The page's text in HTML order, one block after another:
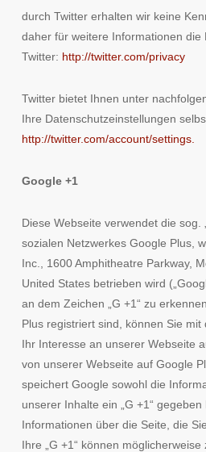
durch Twitter erhalten wir keine
daher für weitere Informationen die
Twitter: http://twitter.com/privacy
Twitter bietet Ihnen unter
Ihre Datenschutzeinstellungen
http://twitter.com/account/settings.
Google +1
Diese Webseite verwendet die sog.
sozialen Netzwerkes Google Plus,
Inc., 1600 Amphitheatre Parkway,
United States betrieben wird
an dem Zeichen „G +1“ zu
Plus registriert sind, können Sie mit
Ihr Interesse an unserer Webseite
von unserer Webseite auf Google
speichert Google sowohl die
unserer Inhalte ein „G +1“
Informationen über die Seite, die
Ihre „G +1“ können